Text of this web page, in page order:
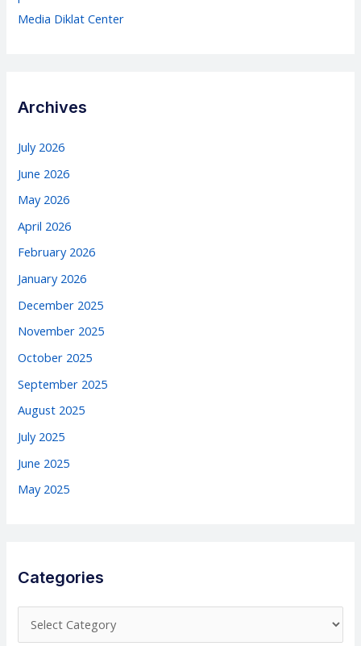
Media Diklat Center
Archives
July 2026
June 2026
May 2026
April 2026
February 2026
January 2026
December 2025
November 2025
October 2025
September 2025
August 2025
July 2025
June 2025
May 2025
Categories
a